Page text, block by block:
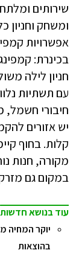
שירותים
ומשחק וחניון
אפשרויות
בכינרת:
חיבורי חשמל,
קלות. בחוף
מקורה, חנות
במקום גם
עוד בנושא חדשות
יוקר המחיה
בהוצאות